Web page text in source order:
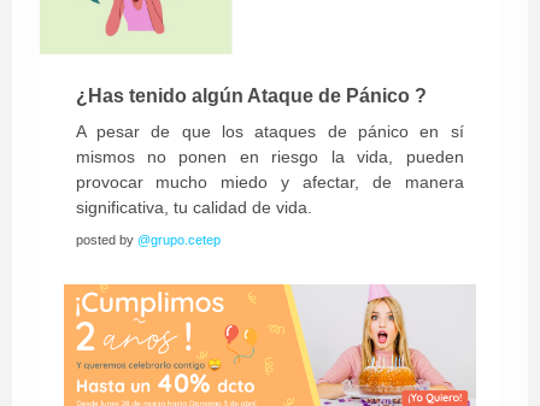
¿Has tenido algún Ataque de Pánico ?
A pesar de que los ataques de pánico en sí
mismos no ponen en riesgo la vida, pueden
provocar mucho miedo y afectar, de manera
significativa, tu calidad de vida.
posted by @grupo.cetep